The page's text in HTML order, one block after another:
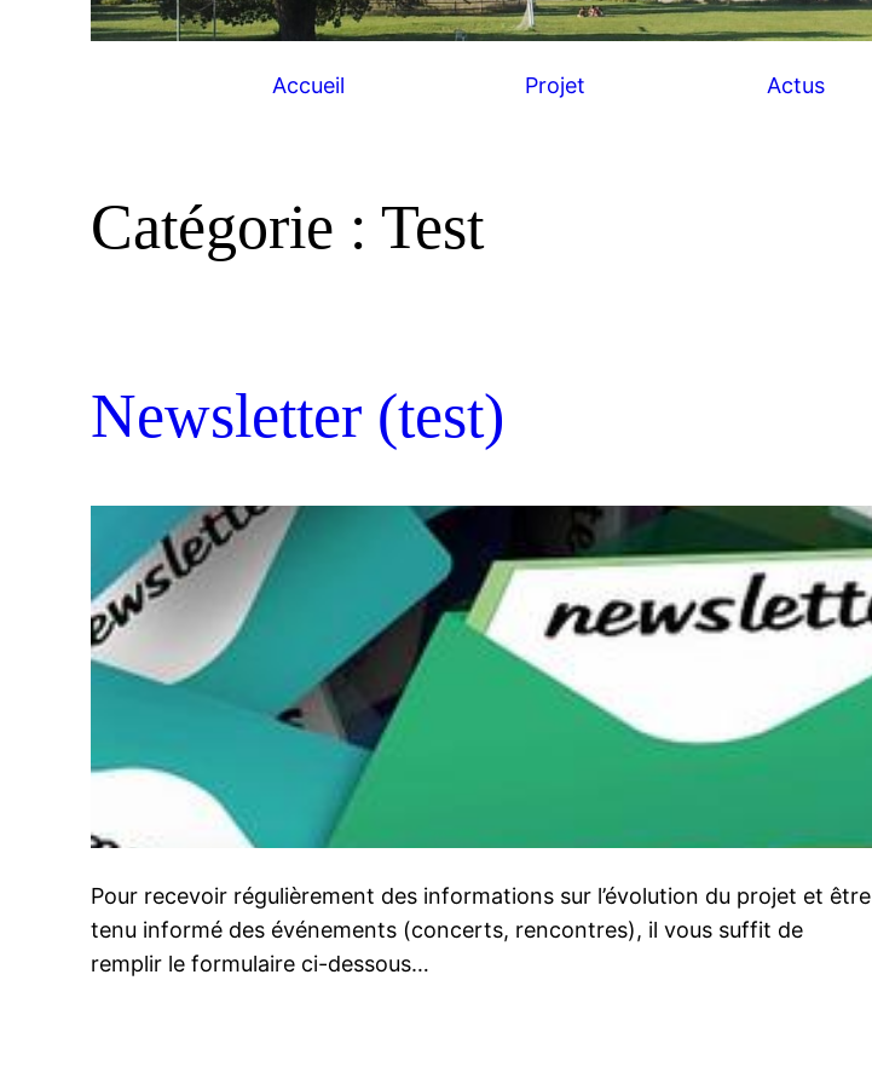
Accueil Projet Actus
Catégorie : Test
Newsletter (test)
Pour recevoir régulièrement des informations sur l’évolution du projet et être
tenu informé des événements (concerts, rencontres), il vous suffit de
remplir le formulaire ci-dessous…